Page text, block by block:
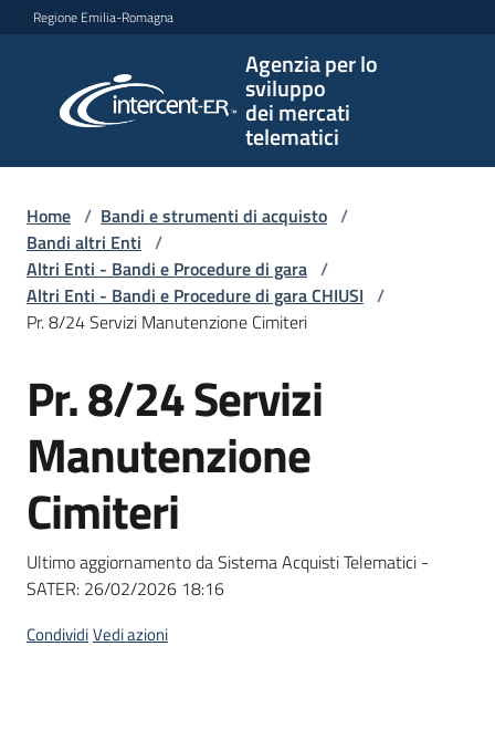
Vai al contenuto
Vai alla navigazione
Vai al footer
Regione Emilia-Romagna
Agenzia per lo
sviluppo
dei mercati
telematici
per lo
sviluppo
telematici
L'Agenzia
Bandi
strumenti
acquisto
Supporto
Home / Bandi e strumenti di acquisto /
Bandi altri Enti /
Altri Enti - Bandi e Procedure di gara /
Altri Enti - Bandi e Procedure di gara CHIUSI /
Pr. 8/24 Servizi Manutenzione Cimiteri
Salta al contenuto
Pr. 8/24 Servizi
Manutenzione
Cimiteri
Ultimo aggiornamento da Sistema Acquisti Telematici -
SATER: 26/02/2026 18:16
CondividiVedi azioni